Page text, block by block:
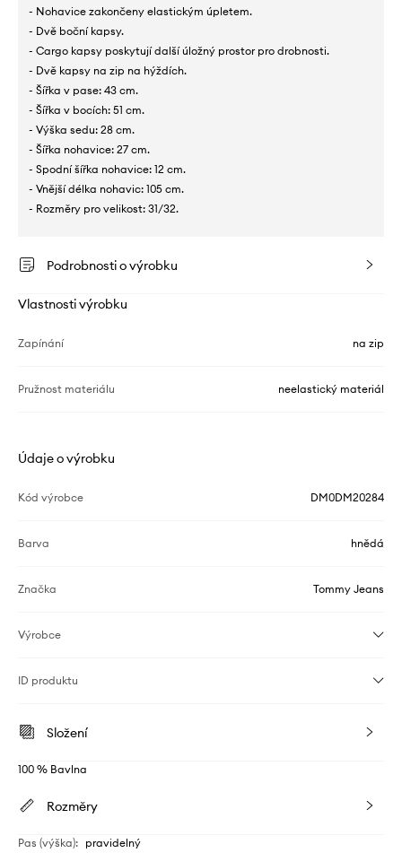
- Nohavice zakončeny elastickým úpletem.
- Dvě boční kapsy.
- Cargo kapsy poskytují další úložný prostor pro drobnosti.
- Dvě kapsy na zip na hýždích.
- Šířka v pase: 43 cm.
- Šířka v bocích: 51 cm.
- Výška sedu: 28 cm.
- Šířka nohavice: 27 cm.
- Spodní šířka nohavice: 12 cm.
- Vnější délka nohavic: 105 cm.
- Rozměry pro velikost: 31/32.
Podrobnosti o výrobku
Vlastnosti výrobku
Zapínání na zip
Pružnost materiálu neelastický materiál
Údaje o výrobku
Kód výrobce DM0DM20284
Barva hnědá
Značka Tommy Jeans
Výrobce
ID produktu
Složení
100 % Bavlna
Rozměry
Pas (výška): pravidelný